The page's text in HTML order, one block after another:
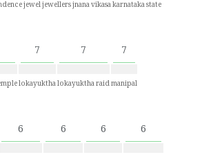
jeweljewellersjnana vikasakarnataka state
7
lokayuktha
7
lokayuktha raid
7
manipal
6 6 6 6